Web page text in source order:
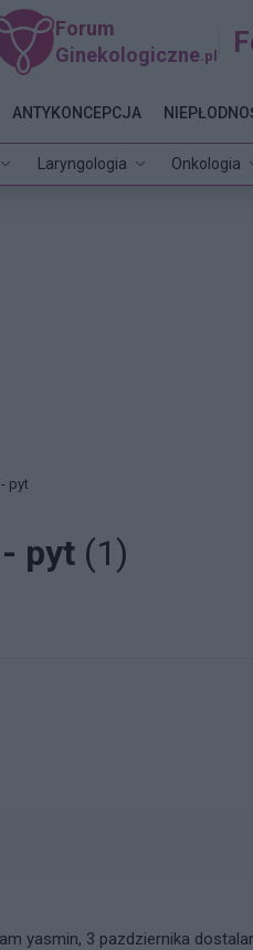
Forum
Ginekologiczne .pl
Laryngologia Onkologia
ANTYKONCEPCJA
pyt
pyt (1)
yasmin, 3 pazdziernika